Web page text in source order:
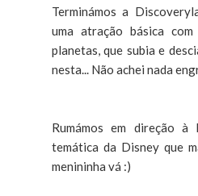
Terminámos a
uma atração básica
planetas, que subia e
nesta... Não achei nada
Rumámos em direção à
temática da Disney que
menininha vá :)